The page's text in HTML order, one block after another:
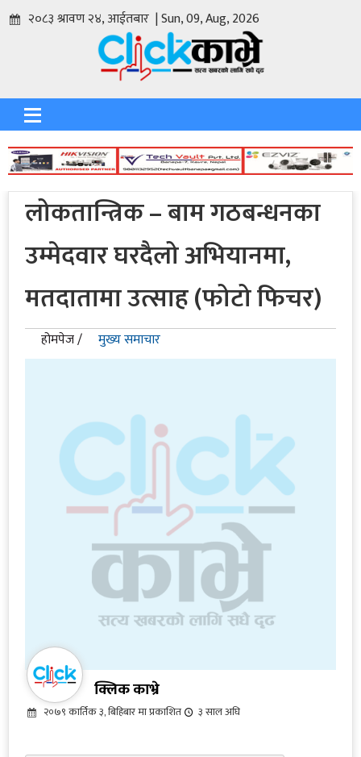
२०८३ श्रावण २४, आईतबार | Sun, 09, Aug, 2026
लोकतान्त्रिक – बाम गठबन्धनका
उम्मेदवार घरदैलो अभियानमा,
मतदातामा उत्साह (फोटो फिचर)
होमपेज / मुख्य समाचार
क्लिक काभ्रे
२०७९ कार्तिक ३, बिहिबार मा प्रकाशित ३ साल अघि